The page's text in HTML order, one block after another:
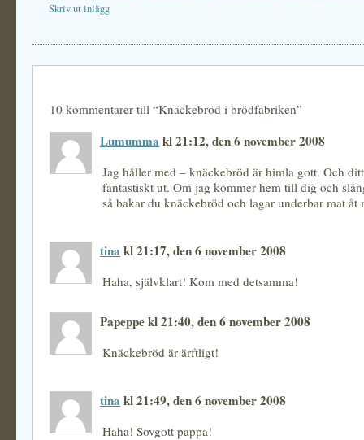
Skriv ut inlägg
10 kommentarer till “Knäckebröd i brödfabriken”
Lumumma kl 21:12, den 6 november 2008
Jag håller med – knäckebröd är himla gott. Och
fantastiskt ut. Om jag kommer hem till dig och
så bakar du knäckebröd och lagar underbar mat åt
tina kl 21:17, den 6 november 2008
Haha, självklart! Kom med detsamma!
Papeppe kl 21:40, den 6 november 2008
Knäckebröd är ärftligt!
tina kl 21:49, den 6 november 2008
Haha! Sovgott pappa!